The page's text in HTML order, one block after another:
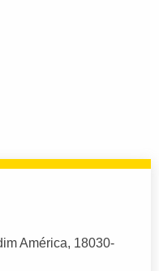
América, 18030-